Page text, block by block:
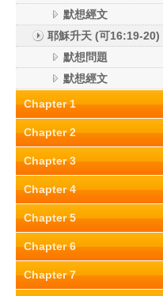
默想經文
耶穌升天 (可16:19-20)
默想問題
默想經文
Chapter 1
Chapter 2
Chapter 3
Chapter 4
Chapter 5
Chapter 6
Chapter 7